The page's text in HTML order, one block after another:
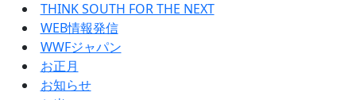
THINK SOUTH FOR THE NEXT
WEB情報発信
WWFジャパン
お正月
お知らせ